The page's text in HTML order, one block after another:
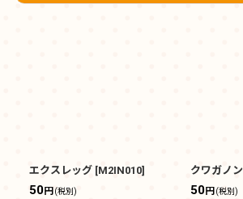
エクスレッグ [M2IN010]
50円 (税別)
クワガノン
50円 (税別)